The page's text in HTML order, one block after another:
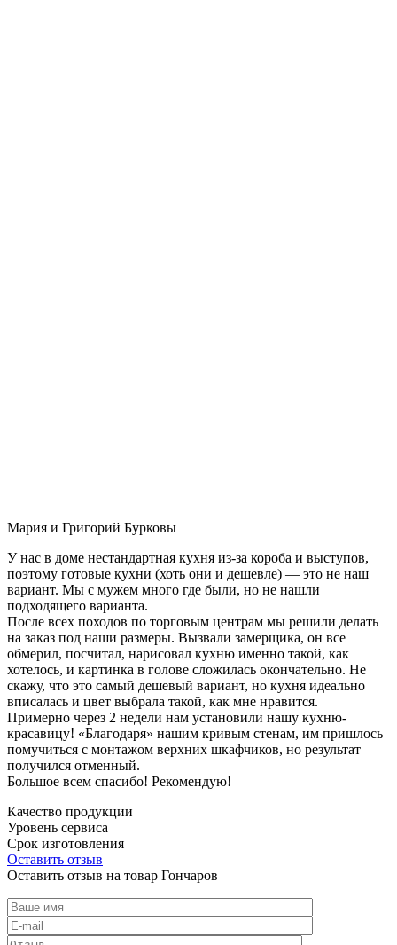
Мария и Григорий Бурковы
У нас в доме нестандартная кухня из-за короба и выступов,
поэтому готовые кухни (хоть они и дешевле) — это не наш
вариант. Мы с мужем много где были, но не нашли
подходящего варианта.
После всех походов по торговым центрам мы решили делать
на заказ под наши размеры. Вызвали замерщика, он все
обмерил, посчитал, нарисовал кухню именно такой, как
хотелось, и картинка в голове сложилась окончательно. Не
скажу, что это самый дешевый вариант, но кухня идеально
вписалась и цвет выбрала такой, как мне нравится.
Примерно через 2 недели нам установили нашу кухню-
красавицу! «Благодаря» нашим кривым стенам, им пришлось
помучиться с монтажом верхних шкафчиков, но результат
получился отменный.
Большое всем спасибо! Рекомендую!
Качество продукции
Уровень сервиса
Срок изготовления
Оставить отзыв
Оставить отзыв на товар Гончаров